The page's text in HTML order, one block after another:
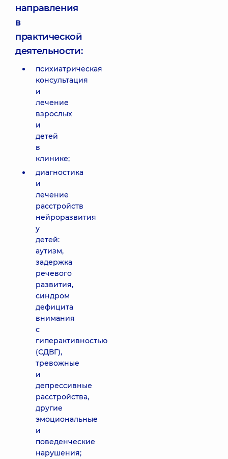
направления
в
практической
деятельности:
психиатрическая
консультация
и
лечение
взрослых
и
детей
в
клинике;
диагностика
и
лечение
расстройств
нейроразвития
у
детей:
аутизм,
задержка
речевого
развития,
синдром
дефицита
внимания
с
гиперактивностью
(СДВГ),
тревожные
и
депрессивные
расстройства,
другие
эмоциональные
и
поведенческие
нарушения;